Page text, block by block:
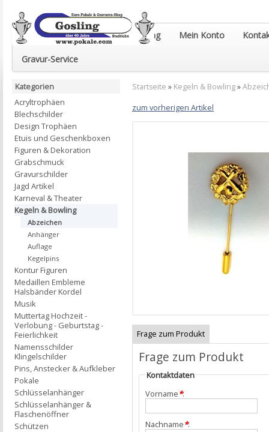
Euro-Pokale & Gravur-Shop Gosling Mein Konto
Gravur-Service
Startseite » Kegeln & Bowling»
zum vorherigen Artikel
Frage zum Produkt
Frage zum Produkt
Kontaktdaten
Vorname*:
Nachname*:
Kategorien
Acryltrophäen
Blechschilder
Design Trophäen
Etuis und Geschenkboxen
Figuren & Dekoration
Grabschmuck
Gravurschilder
Jagd Artikel
Karneval & Theater
Kegeln & Bowling
Abzeichen
Anhänger
Auflage
Kegelpins
Kontur Figuren
Medaillen Embleme
Halsbänder Kordel
Musik
Muttertag Hochzeit -
Verlobung - Geburtstag -
Feierlichkeit
Namensschilder
Klingelschilder
Pins, Anstecker & Aufkleber
Pokale
Schlüsselanhänger
Schlüsselanhänger &
Flaschenöffner
Schützen